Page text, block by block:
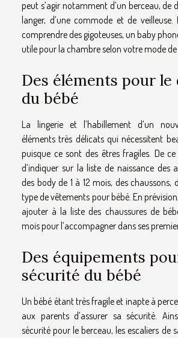
peut s’agir notamment d’un berceau, de
langer, d’une commode et de
comprendre des gigoteuses, un baby
utile pour la chambre selon votre mode de
Des éléments pour le
du bébé
La lingerie et l’habillement d’un
éléments très délicats qui nécessitent
puisque ce sont des êtres fragiles. De
d’indiquer sur la liste de naissance des
des body de 1 à 12 mois, des
type de vêtements pour bébé. En
ajouter à la liste des chaussures de
mois pour l’accompagner dans ses
Des équipements
sécurité du bébé
Un bébé étant très fragile et inapte à
aux parents d’assurer sa sécurité.
sécurité pour le berceau, les escaliers de